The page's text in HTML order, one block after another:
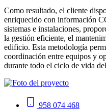
Como resultado, el cliente
enriquecido con información
sistemas e instalaciones,
la gestión eficiente, el
edificio. Esta metodología
coordinación entre equipos y
durante todo el ciclo de vida
958 074 468